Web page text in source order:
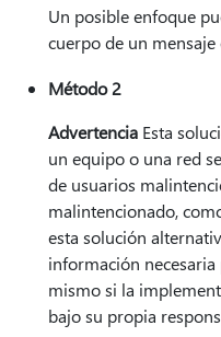
Un posible enfoque
cuerpo de un mensaje
Método 2
Advertencia Esta
un equipo o una red
de usuarios
malintencionado,
esta solución
información
mismo si la
bajo su propia